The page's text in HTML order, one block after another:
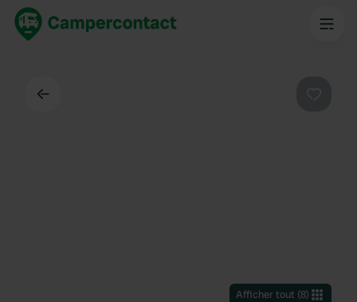
Afficher tout(8)